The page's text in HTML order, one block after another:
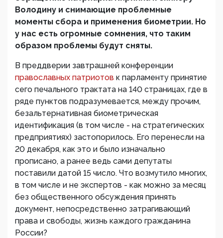
Володину и снимающие проблемные
моменты сбора и применения биометрии. Но
у нас есть огромные сомнения, что таким
образом проблемы будут сняты.
В преддверии завтрашней конференции
православных патриотов к парламенту принятие
сего печального трактата на 140 страницах, где в
ряде пунктов подразумевается, между прочим,
безальтернативная биометрическая
идентификация (в том числе - на стратегических
предприятиях) застопорилось. Его перенесли на
20 декабря, как это и было изначально
прописано, а ранее ведь сами депутаты
поставили датой 15 число. Что возмутило многих,
в том числе и не экспертов - как можно за месяц
без общественного обсуждения принять
документ, непосредственно затрагивающий
права и свободы, жизнь каждого гражданина
России?